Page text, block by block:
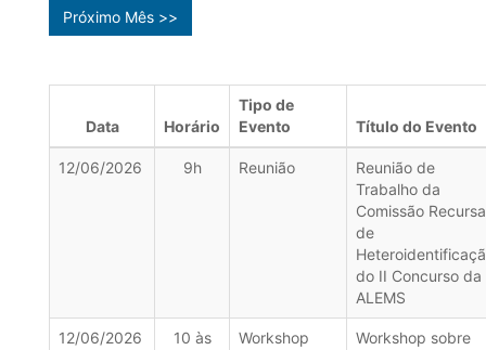
Próximo Mês >>
Data Horário
Tipo de
Evento
Título do Evento
12/06/2026 9h Reunião
Reunião de
Trabalho da
Comissão
de
do II Concurso da
ALEMS
12/06/2026
10 às
Workshop
Workshop sobre